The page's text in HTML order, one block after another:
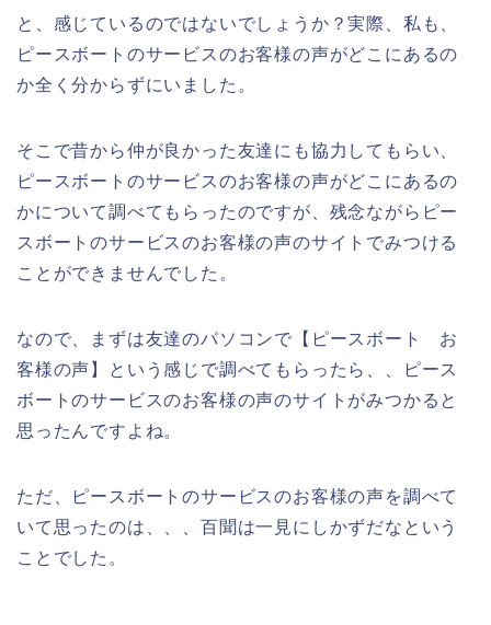
と、感じているのではないでしょうか？実際、私も、
ピースボートのサービスのお客様の声がどこにあるの
か全く分からずにいました。
そこで昔から仲が良かった友達にも協力してもらい、
ピースボートのサービスのお客様の声がどこにあるの
かについて調べてもらったのですが、残念ながらピー
スボートのサービスのお客様の声のサイトでみつける
ことができませんでした。
なので、まずは友達のパソコンで【ピースボート お
客様の声】という感じで調べてもらったら、、ピース
ボートのサービスのお客様の声のサイトがみつかると
思ったんですよね。
ただ、ピースボートのサービスのお客様の声を調べて
いて思ったのは、、、百聞は一見にしかずだなという
ことでした。